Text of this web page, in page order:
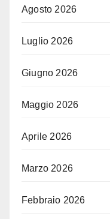
Agosto 2026
Luglio 2026
Giugno 2026
Maggio 2026
Aprile 2026
Marzo 2026
Febbraio 2026